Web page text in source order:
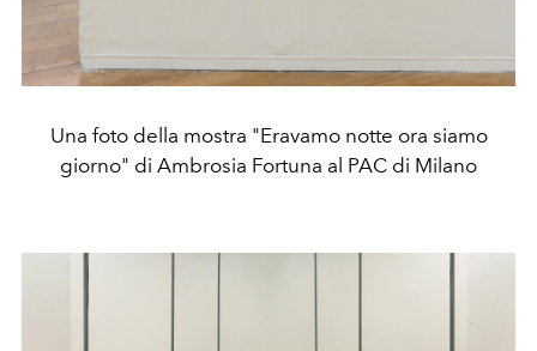
Una foto della mostra "Eravamo notte ora siamo
giorno" di Ambrosia Fortuna al PAC di Milano